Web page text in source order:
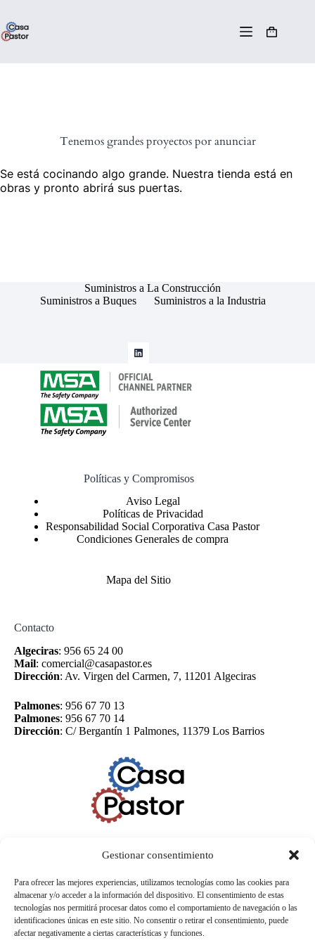
Gestionar consentimiento
Para ofrecer las mejores experiencias, utilizamos tecnologías como las cookies para
almacenar y/o acceder a la información del dispositivo. El consentimiento de estas
tecnologías nos permitirá procesar datos como el comportamiento de navegación o las
identificaciones únicas en este sitio. No consentir o retirar el consentimiento, puede
afectar negativamente a ciertas características y funciones.
Tenemos grandes proyectos por anunciar
Se está cocinando algo grande. Nuestra tienda está en
obras y pronto abrirá sus puertas.
Suministros a La Construcción
Suministros a Buques
Suministros a la Industria
Políticas y Compromisos
Políticas de Privacidad
Responsabilidad Social Corporativa Casa Pastor
Condiciones Generales de compra
Mapa del Sitio
Contacto
Algeciras: 956 65 24 00
Mail: comercial@casapastor.es
Dirección: Av. Virgen del Carmen, 7, 11201 Algeciras
Palmones: 956 67 70 13
Palmones: 956 67 70 14
Dirección: C/ Bergantín 1 Palmones, 11379 Los Barrios